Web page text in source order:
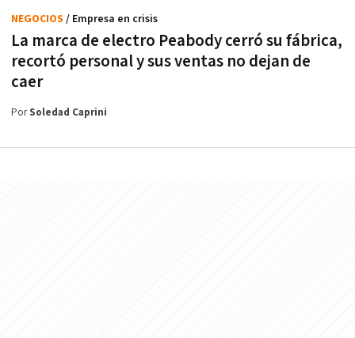
La marca de electro Peabody cerró su fábrica,
recortó personal y sus ventas no dejan de
caer
NEGOCIOS / Empresa en crisis
PorSoledad Caprini